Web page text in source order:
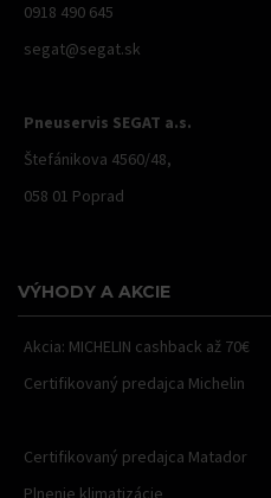
0918 490 645
segat@segat.sk
Pneuservis SEGAT a.s.
Štefánikova 4560/48,
058 01 Poprad
VÝHODY A AKCIE
Akcia: MICHELIN cashback až 70€
Certifikovaný predajca Michelin
Certifikovaný predajca Matador
Plnenie klimatizácie